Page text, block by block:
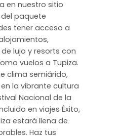
en nuestro sitio
paquete
tener acceso a
lujo y resorts con
vuelos a Tupiza.
clima semiárido,
la vibrante cultura
Nacional de la
en viajes Éxito,
estará llena de
Haz tus